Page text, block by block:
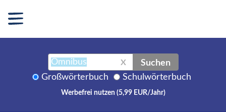
X Suchen
Großwörterbuch Schulwörterbuch
Werbefrei nutzen (5,99 EUR/Jahr)